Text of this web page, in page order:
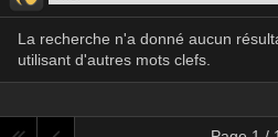
La recherche n'a donné aucun
utilisant d'autres mots clefs.